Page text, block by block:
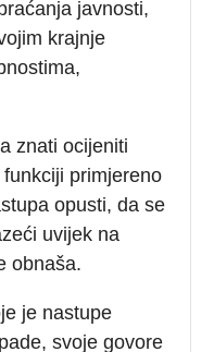
javnosti,
krajnje
znati ocijeniti
primjereno
opusti, da se
uvijek na
obnaša.
je nastupe
svoje govore